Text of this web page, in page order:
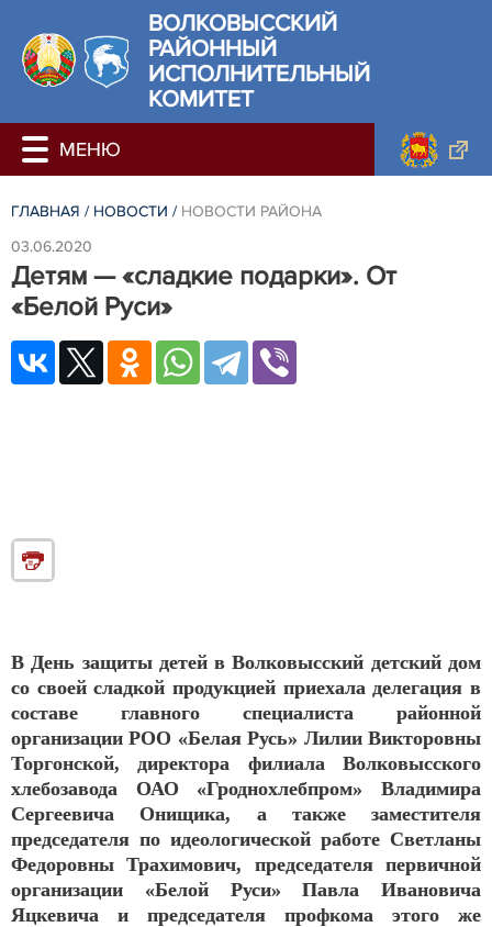
ВОЛКОВЫССКИЙ
РАЙОННЫЙ
ИСПОЛНИТЕЛЬНЫЙ
КОМИТЕТ
ГЛАВНАЯ / НОВОСТИ / НОВОСТИ РАЙОНА
03.06.2020
Детям — «сладкие подарки». От
«Белой Руси»
В День защиты детей в Волковысский детский дом
со своей сладкой продукцией приехала делегация в
составе главного специалиста районной
организации РОО «Белая Русь» Лилии Викторовны
Торгонской, директора филиала Волковысского
хлебозавода ОАО «Гроднохлебпром» Владимира
Сергеевича Онищика, а также заместителя
председателя по идеологической работе Светланы
Федоровны Трахимович, председателя первичной
организации «Белой Руси» Павла Ивановича
Яцкевича и председателя профкома этого же